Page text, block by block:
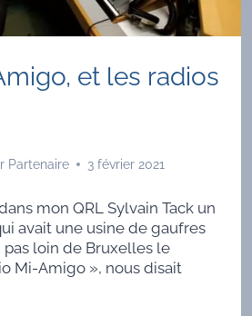
et les radios
Partenaire 3 février 2021
mon QRL Sylvain Tack un
avait une usine de gaufres
pas loin de Bruxelles le
Mi-Amigo », nous disait